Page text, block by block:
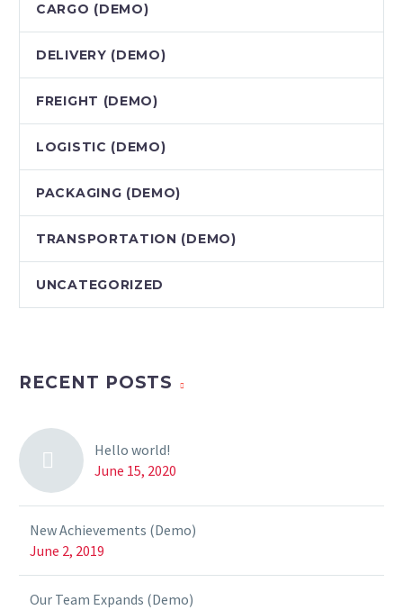
CARGO (DEMO)
DELIVERY (DEMO)
FREIGHT (DEMO)
LOGISTIC (DEMO)
PACKAGING (DEMO)
TRANSPORTATION (DEMO)
UNCATEGORIZED
RECENT POSTS
Hello world!
June 15, 2020
New Achievements (Demo)
June 2, 2019
Our Team Expands (Demo)